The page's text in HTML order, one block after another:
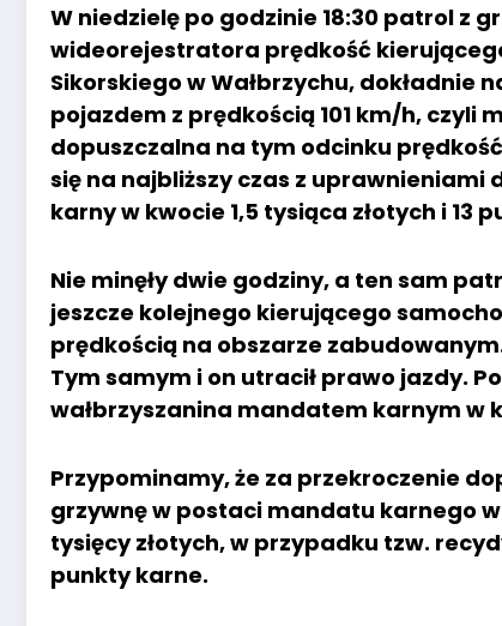
W niedzielę po godzinie 18:30 patrol z
wideorejestratora prędkość
Sikorskiego w Wałbrzychu, dokładnie
pojazdem z prędkością 101 km/h, czyli
dopuszczalna na tym odcinku
się na najbliższy czas z
karny w kwocie 1,5 tysiąca złotych i 13
Nie minęły dwie godziny, a ten sam
jeszcze kolejnego kierującego
prędkością na obszarze
Tym samym i on utracił prawo jazdy.
wałbrzyszanina mandatem karnym w
Przypominamy, że za przekroczenie
grzywnę w postaci mandatu karnego
tysięcy złotych, w przypadku tzw.
punkty karne.